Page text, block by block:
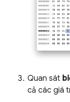
Quan sát
cả các giá